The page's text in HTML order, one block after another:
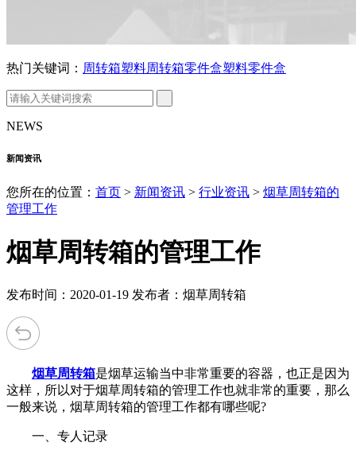
热门关键词： 周转箱塑料周转箱零件盒塑料零件盒
NEWS
新闻资讯
您所在的位置： 首页 > 新闻资讯 > 行业资讯 > 烟草周转箱的
管理工作
烟草周转箱的管理工作
发布时间：2020-01-19 发布者：烟草周转箱
烟草周转箱是烟草运输当中非常重要的容器，也正是因为
这样，所以对于烟草周转箱的管理工作也就非常的重要，那么
一般来说，烟草周转箱的管理工作都有哪些呢?
一、专人记录